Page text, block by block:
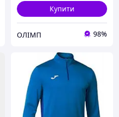
Купити
ОЛІМП 98%